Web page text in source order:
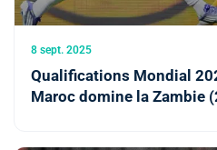
8 sept. 2025
Qualifications Mondial
Maroc domine la Zambie